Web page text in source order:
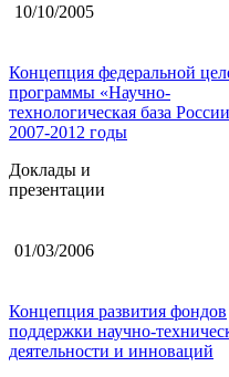
10/10/2005
Концепция федеральной
программы «Научно-
технологическая база
2007-2012 годы
Доклады и
презентации
01/03/2006
Концепция развития фондов
поддержки научно-
деятельности и инноваций